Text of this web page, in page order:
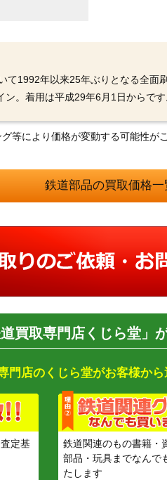
て1992年以来25年ぶりとなる全面
。着用は平成29年6月1日からです
等により価格が変動する可能性がご
鉄道部品の買取価格一
道買取専門店くじら堂」
門店のくじら堂がお客様か
定基
鉄道関連のもの書籍・
部品・玩具までなんで
たします